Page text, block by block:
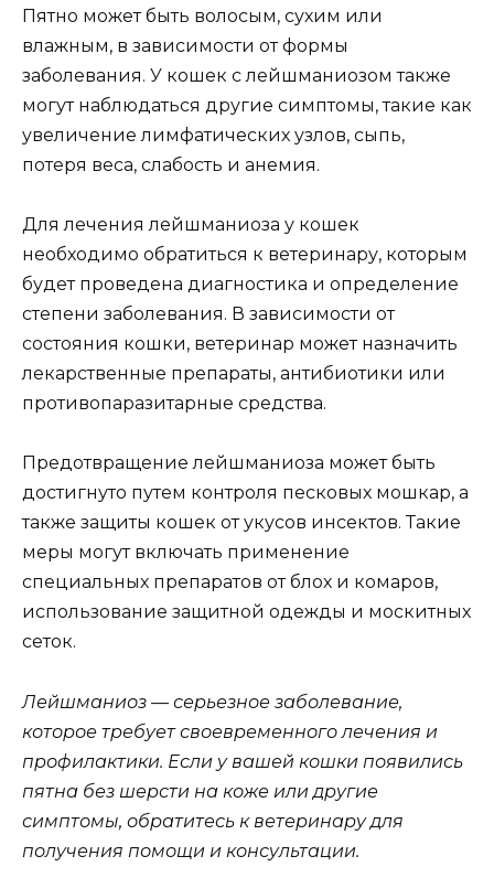
Пятно может быть волосым, сухим или
влажным, в зависимости от формы
заболевания. У кошек с лейшманиозом также
могут наблюдаться другие симптомы, такие как
увеличение лимфатических узлов, сыпь,
потеря веса, слабость и анемия.
Для лечения лейшманиоза у кошек
необходимо обратиться к ветеринару, которым
будет проведена диагностика и определение
степени заболевания. В зависимости от
состояния кошки, ветеринар может назначить
лекарственные препараты, антибиотики или
противопаразитарные средства.
Предотвращение лейшманиоза может быть
достигнуто путем контроля песковых мошкар, а
также защиты кошек от укусов инсектов. Такие
меры могут включать применение
специальных препаратов от блох и комаров,
использование защитной одежды и москитных
сеток.
Лейшманиоз — серьезное заболевание,
которое требует своевременного лечения и
профилактики. Если у вашей кошки появились
пятна без шерсти на коже или другие
симптомы, обратитесь к ветеринару для
получения помощи и консультации.